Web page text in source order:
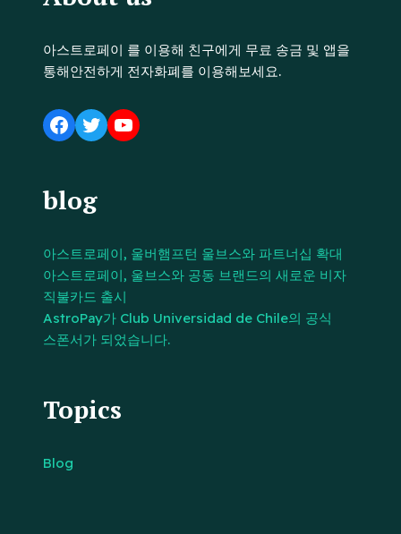
아스트로페이 를 이용해 친구에게 무료 송금 및 앱을
통해안전하게 전자화폐를 이용해보세요.
blog
아스트로페이, 울버햄프턴 울브스와 파트너십 확대
아스트로페이, 울브스와 공동 브랜드의 새로운 비자
직불카드 출시
AstroPay가 Club Universidad de Chile의 공식
스폰서가 되었습니다.
Topics
Blog